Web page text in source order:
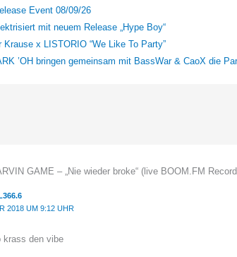
Event 08/09/26
mit neuem Release „Hype Boy“
Krause x LISTORIO “We Like To Party”
’OH bringen gemeinsam mit BassWar & CaoX die
GAME – „Nie wieder broke“ (live BOOM.FM
2018 UM 9:12 UHR
krass den vibe